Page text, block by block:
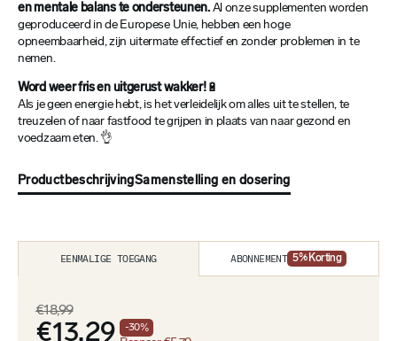
en mentale balans te ondersteunen.Al onze supplementen worden
geproduceerd in de Europese Unie, hebben een hoge
opneembaarheid, zijn uitermate effectief en zonder problemen in te
nemen.
Word weer fris en uitgerust wakker!🔋
Als je geen energie hebt, is het verleidelijk om alles uit te stellen, te
treuzelen of naar fastfood te grijpen in plaats van naar gezond en
voedzaam eten. 👌
ProductbeschrijvingSamenstelling en dosering
EENMALIGE TOEGANG ABONNEMENT 5% Korting
€13,29
€18,99
-30%